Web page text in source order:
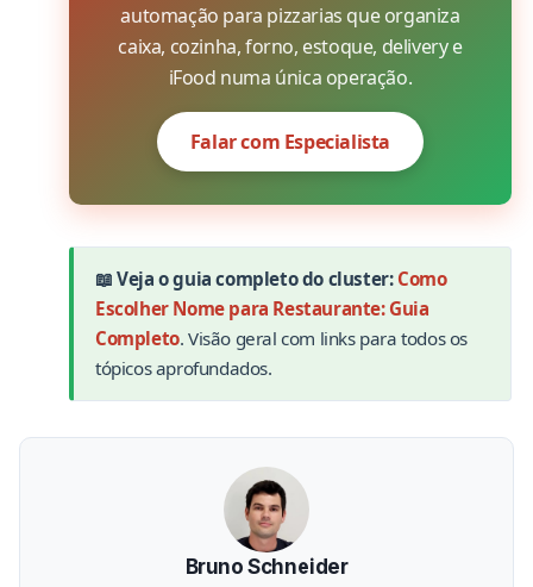
automação para pizzarias que organiza
caixa, cozinha, forno, estoque, delivery e
iFood numa única operação.
Falar com Especialista
📖 Veja o guia completo do cluster: Como
Escolher Nome para Restaurante: Guia
Completo. Visão geral com links para todos os
tópicos aprofundados.
Bruno Schneider